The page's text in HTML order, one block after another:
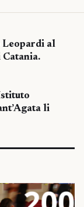
Leopardi al
li